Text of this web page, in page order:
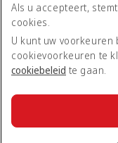
Neem contact met
Privacybeleid
Algemene
Cookiebeleid
© 2026 The Emirates
Als u accepteert,
cookies.
U kunt uw
cookievoorkeuren te
cookiebeleid te gaan.